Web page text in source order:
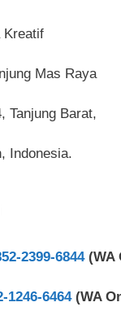
Kreatif
Mas Raya
Tanjung Barat,
Indonesia.
2399-6844(WA
1246-6464(WA